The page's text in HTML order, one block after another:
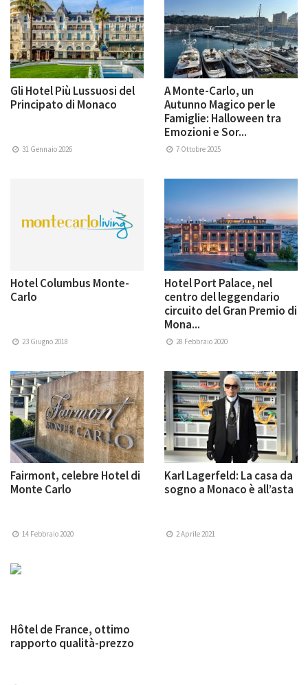
Gli Hotel Più Lussuosi del
Principato di Monaco
31 Gennaio 2026
A Monte-Carlo, un
Autunno Magico per le
Famiglie: Halloween tra
Emozioni e Sor...
7 Ottobre 2025
Hotel Columbus Monte-
Carlo
23 Giugno 2018
Hotel Port Palace, nel
centro del leggendario
circuito del Gran Premio di
Mona...
28 Febbraio 2020
Fairmont, celebre Hotel di
Monte Carlo
14 Febbraio 2020
Karl Lagerfeld: La casa da
sogno a Monaco è all’asta
2 Aprile 2021
Hôtel de France, ottimo
rapporto qualità-prezzo